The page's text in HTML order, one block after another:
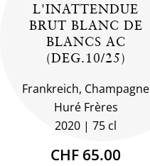
L'INATTENDUE
BRUT BLANC DE
BLANCS AC
(DEG.10/25)
Frankreich, Champagne
Huré Frères
2020
75 cl
CHF 65.00